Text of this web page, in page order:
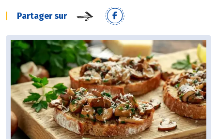
Partager sur